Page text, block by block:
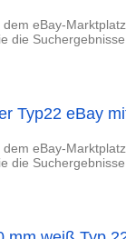
eBay-
die
Typ22 eBay
eBay-
die